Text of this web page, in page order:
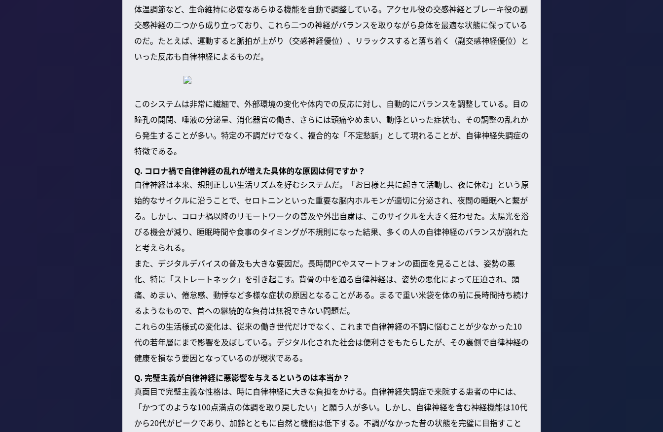
体温調節など、生命維持に必要なあらゆる機能を自動で調整している。アクセル役の交感神経とブレーキ役の副
交感神経の二つから成り立っており、これら二つの神経がバランスを取りながら身体を最適な状態に保っている
のだ。たとえば、運動すると脈拍が上がり（交感神経優位）、リラックスすると落ち着く（副交感神経優位）と
いった反応も自律神経によるものだ。
このシステムは非常に繊細で、外部環境の変化や体内での反応に対し、自動的にバランスを調整している。目の
瞳孔の開閉、唾液の分泌量、消化器官の働き、さらには頭痛やめまい、動悸といった症状も、その調整の乱れか
ら発生することが多い。特定の不調だけでなく、複合的な「不定愁訴」として現れることが、自律神経失調症の
特徴である。
Q. コロナ禍で自律神経の乱れが増えた具体的な原因は何ですか？
自律神経は本来、規則正しい生活リズムを好むシステムだ。「お日様と共に起きて活動し、夜に休む」という原
始的なサイクルに沿うことで、セロトニンといった重要な脳内ホルモンが適切に分泌され、夜間の睡眠へと繋が
る。しかし、コロナ禍以降のリモートワークの普及や外出自粛は、このサイクルを大きく狂わせた。太陽光を浴
びる機会が減り、睡眠時間や食事のタイミングが不規則になった結果、多くの人の自律神経のバランスが崩れた
と考えられる。
また、デジタルデバイスの普及も大きな要因だ。長時間PCやスマートフォンの画面を見ることは、姿勢の悪
化、特に「ストレートネック」を引き起こす。背骨の中を通る自律神経は、姿勢の悪化によって圧迫され、頭
痛、めまい、倦怠感、動悸など多様な症状の原因となることがある。まるで重い米袋を体の前に長時間持ち続け
るようなもので、首への継続的な負荷は無視できない問題だ。
これらの生活様式の変化は、従来の働き世代だけでなく、これまで自律神経の不調に悩むことが少なかった10
代の若年層にまで影響を及ぼしている。デジタル化された社会は便利さをもたらしたが、その裏側で自律神経の
健康を損なう要因となっているのが現状である。
Q. 完璧主義が自律神経に悪影響を与えるというのは本当か？
真面目で完璧主義な性格は、時に自律神経に大きな負担をかける。自律神経失調症で来院する患者の中には、
「かつてのような100点満点の体調を取り戻したい」と願う人が多い。しかし、自律神経を含む神経機能は10代
から20代がピークであり、加齢とともに自然と機能は低下する。不調がなかった昔の状態を完璧に目指すこと